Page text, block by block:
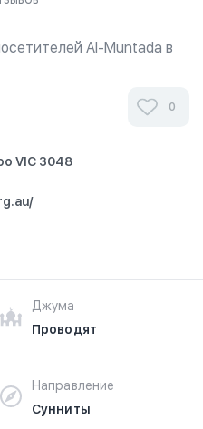
Al-Muntada в
узнайте о часах работы.
здесь.
0
VIC 3048
Джума
Проводят
Направление
Сунниты